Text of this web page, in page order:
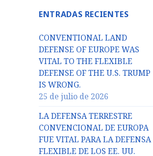
ENTRADAS RECIENTES
CONVENTIONAL LAND
DEFENSE OF EUROPE WAS
VITAL TO THE FLEXIBLE
DEFENSE OF THE U.S. TRUMP
IS WRONG.
25 de julio de 2026
LA DEFENSA TERRESTRE
CONVENCIONAL DE EUROPA
FUE VITAL PARA LA DEFENSA
FLEXIBLE DE LOS EE. UU.